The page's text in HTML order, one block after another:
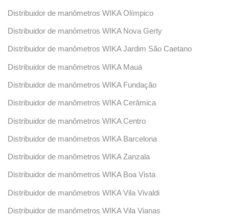
Distribuidor de manômetros WIKA Olímpico
Distribuidor de manômetros WIKA Nova Gerty
Distribuidor de manômetros WIKA Jardim São Caetano
Distribuidor de manômetros WIKA Mauá
Distribuidor de manômetros WIKA Fundação
Distribuidor de manômetros WIKA Cerâmica
Distribuidor de manômetros WIKA Centro
Distribuidor de manômetros WIKA Barcelona
Distribuidor de manômetros WIKA Zanzala
Distribuidor de manômetros WIKA Boa Vista
Distribuidor de manômetros WIKA Vila Vivaldi
Distribuidor de manômetros WIKA Vila Vianas